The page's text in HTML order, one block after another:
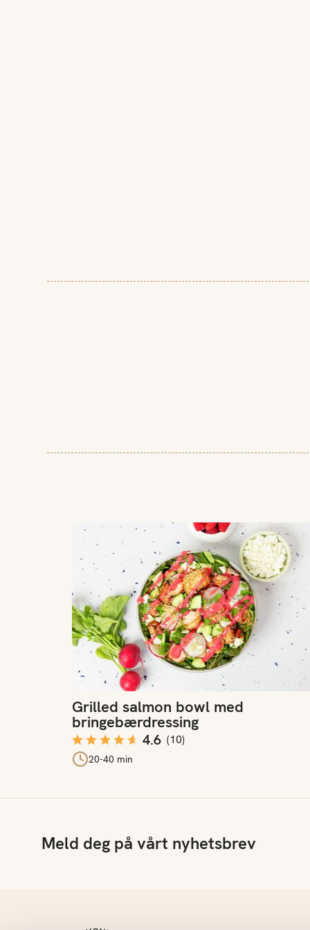
Grilled salmon bowl med
bringebærdressing
4.6 (10)
20-40 min
Grilled salmon bowl med bringebærdressing
Meld deg på vårt nyhetsbrev